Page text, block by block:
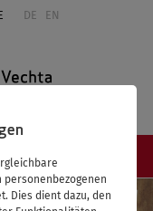
personenbezogenen
Dies dient dazu, den
DE EN